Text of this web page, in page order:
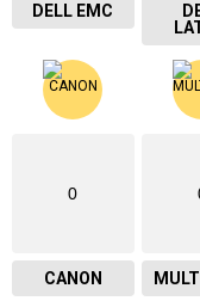
DELL EMC
0
CANON